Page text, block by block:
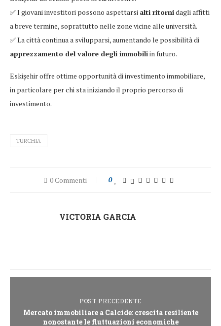
✅ I giovani investitori possono aspettarsi alti ritornidagli affitti
a breve termine, soprattutto nelle zone vicine alle università.
✅ La città continua a svilupparsi, aumentando le possibilità di
apprezzamento del valore degli immobiliin futuro.
Eskişehir offre ottime opportunità di investimento immobiliare,
in particolare per chi sta iniziando il proprio percorso di
investimento.
TURCHIA
0 Commenti 0
VICTORIA GARCIA
POST PRECEDENTE
Mercato immobiliare a Calcide: crescita resiliente
nonostante le fluttuazioni economiche